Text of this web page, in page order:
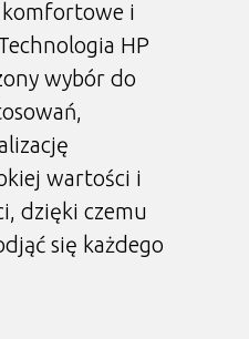
komfortowe i
HP
wybór do
wartości i
dzięki czemu
się każdego